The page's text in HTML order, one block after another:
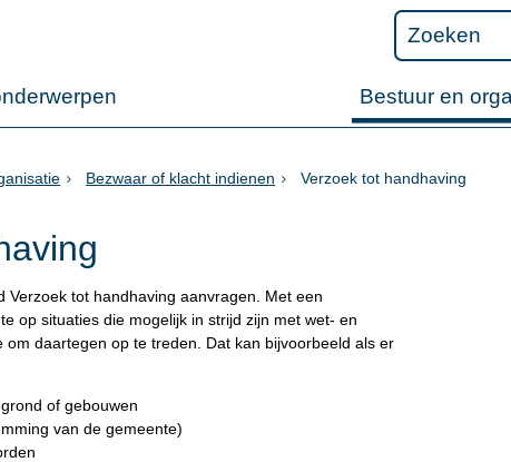
Bestuur en
Bezwaar of klacht indienen Verzoek tot handhaving
Verzoek tot handhaving aanvragen. Met een
op situaties die mogelijk in strijd zijn met wet- en
daartegen op te treden. Dat kan bijvoorbeeld als er
of gebouwen
van de gemeente)